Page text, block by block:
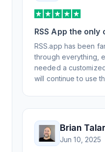
RSS App the only
generation
RSS.app has been
through everything,
needed a
will continue to use
Brian
Jun 10, 2025